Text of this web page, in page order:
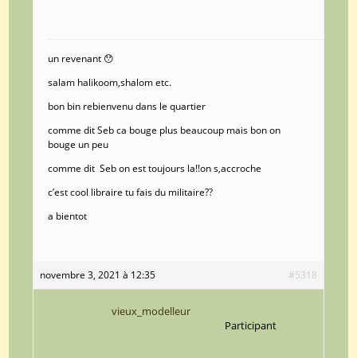
un revenant 😯
salam halikoom,shalom etc.
bon bin rebienvenu dans le quartier
comme dit Seb ca bouge plus beaucoup mais bon on
bouge un peu
comme dit Seb on est toujours la!!on s,accroche
c’est cool libraire tu fais du militaire??
a bientot
novembre 3, 2021 à 12:35 #5318
vieux_modelleur
Participant